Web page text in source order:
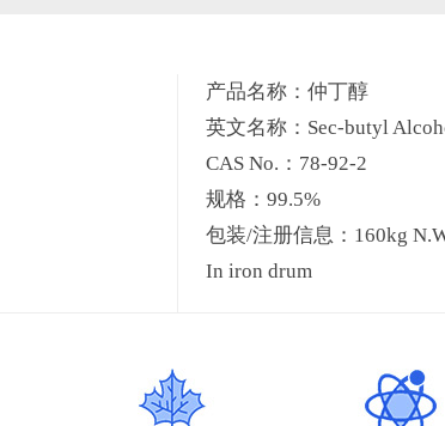
产品名称：仲丁醇
英文名称：Sec-butyl
CAS No.：78-92-2
规格：99.5%
包装/注册信息：160kg
In iron drum